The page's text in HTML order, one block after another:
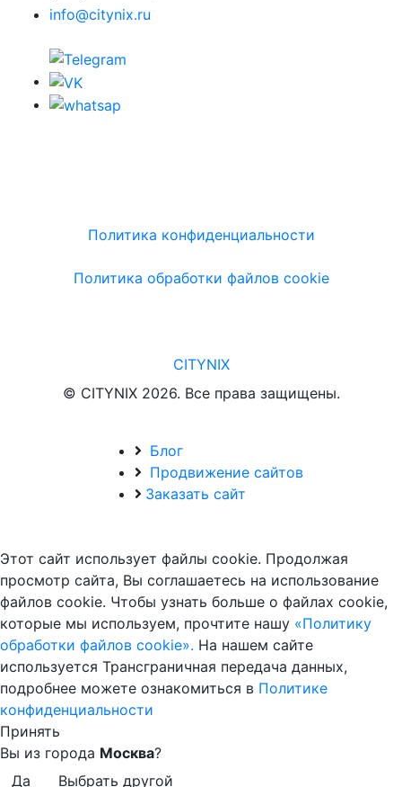
info@citynix.ru
Политика конфиденциальности
Политика обработки файлов cookie
CITYNIX
© CITYNIX 2026. Все права защищены.
Блог
Продвижение сайтов
Заказать сайт
Этот сайт использует файлы cookie. Продолжая
просмотр сайта, Вы соглашаетесь на использование
файлов cookie. Чтобы узнать больше о файлах cookie,
которые мы используем, прочтите нашу «Политику
обработки файлов cookie». На нашем сайте
используется Трансграничная передача данных,
подробнее можете ознакомиться в Политике
конфиденциальности
Принять
Вы из города Москва?
Да
Выбрать другой